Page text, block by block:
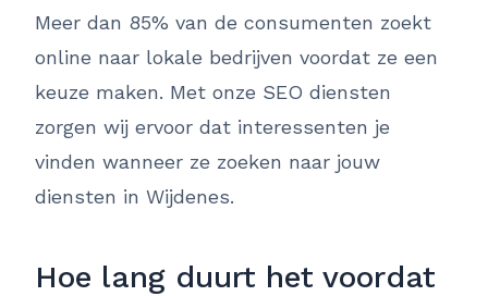
Meer dan 85% van de consumenten zoekt
online naar lokale bedrijven voordat ze een
keuze maken. Met onze SEO diensten
zorgen wij ervoor dat interessenten je
vinden wanneer ze zoeken naar jouw
diensten in Wijdenes.
Hoe lang duurt het voordat